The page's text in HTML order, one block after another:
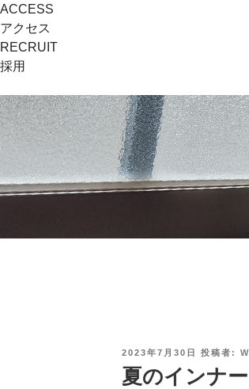
ACCESS
アクセス
RECRUIT
採用
投
稿
日:
2023年7月30日 投稿者:
夏のインナ